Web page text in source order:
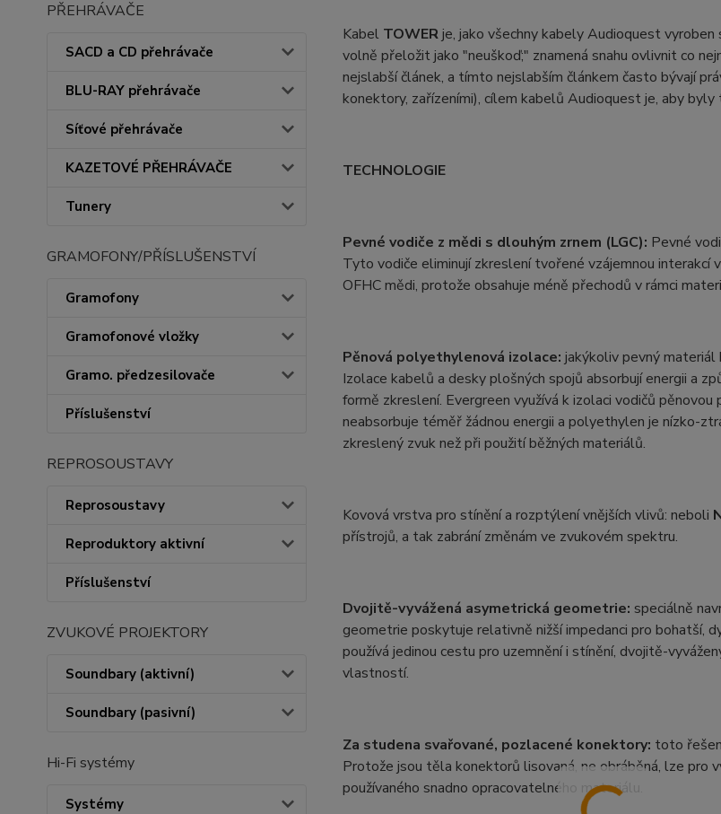
PŘEHRÁVAČE
SACD a CD přehrávače
BLU-RAY přehrávače
Síťové přehrávače
KAZETOVÉ PŘEHRÁVAČE
Tunery
GRAMOFONY/PŘÍSLUŠENSTVÍ
Gramofony
Gramofonové vložky
Gramo. předzesilovače
Příslušenství
REPROSOUSTAVY
Reprosoustavy
Reproduktory aktivní
Příslušenství
ZVUKOVÉ PROJEKTORY
Soundbary (aktivní)
Soundbary (pasivní)
Hi-Fi systémy
Systémy
Kabel TOWERje, jako všechny kabely Audioquest
volně přeložit jako "neuškoď;" znamená snahu ovlivnit co
nejslabší článek, a tímto nejslabším článkem často bývají
konektory, zařízeními), cílem kabelů Audioquest je, aby
TECHNOLOGIE
Pevné vodiče z mědi s dlouhým zrnem (LGC): Pevné
Tyto vodiče eliminují zkreslení tvořené vzájemnou interakcí
OFHC mědi, protože obsahuje méně přechodů v rámci
Pěnová polyethylenová izolace: jakýkoliv pevný
Izolace kabelů a desky plošných spojů absorbují energii a
formě zkreslení. Evergreen využívá k izolaci vodičů
neabsorbuje téměř žádnou energii a polyethylen je nízko-
zkreslený zvuk než při použití běžných materiálů.
Kovová vrstva pro stínění a rozptýlení vnějších vlivů: neboli
přístrojů, a tak zabrání změnám ve zvukovém spektru.
Dvojitě-vyvážená asymetrická geometrie: speciálně
geometrie poskytuje relativně nižší impedanci pro bohatší,
používá jedinou cestu pro uzemnění i stínění, dvojitě-
vlastností.
Za studena svařované, pozlacené konektory: toto
Protože jsou těla konektorů lisovaná, ne obráběná, lze pro
používaného snadno opracovatelného materiálu.